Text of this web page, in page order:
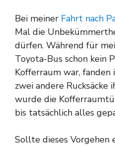
Bei meiner Fahrt nach
Mal die
dürfen. Während für
Toyota-Bus schon kein
Kofferraum war, fanden
zwei andere Rucksäcke
wurde die
bis tatsächlich alles
Sollte dieses Vorgehen